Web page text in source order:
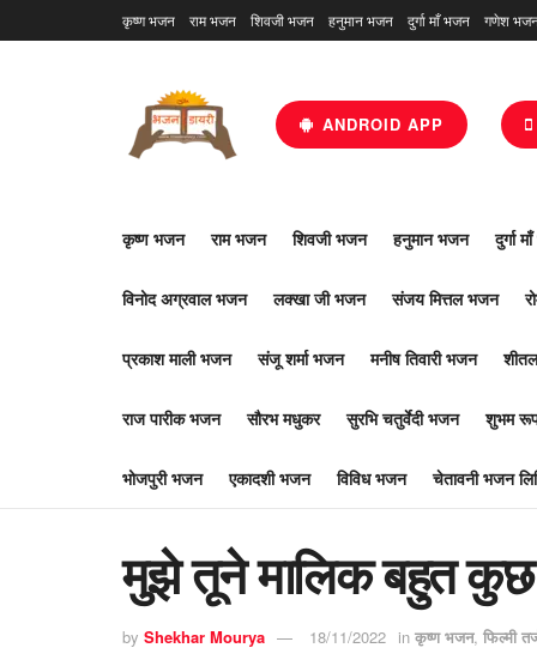
कृष्ण भजन राम भजन शिवजी भजन हनुमान भजन दुर्गा माँ भजन गणेश
ANDROID APP
कृष्ण भजन राम भजन शिवजी भजन हनुमान भजन दुर्गा
विनोद अग्रवाल भजन लक्खा जी भजन संजय मित्तल भजन
प्रकाश माली भजन संजू शर्मा भजन मनीष तिवारी भजन
राज पारीक भजन सौरभ मधुकर सुरभि चतुर्वेदी भजन शुभम
भोजपुरी भजन एकादशी भजन विविध भजन चेतावनी भजन
मुझे तूने मालिक बहुत कुछ
by Shekhar Mourya 18/11/2022 in कृष्ण भजन, फिल्मी